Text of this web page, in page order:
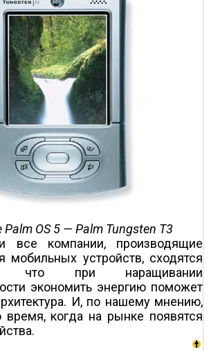
OS 5 — Palm Tungsten T3
все компании, производящие
мобильных устройств, сходятся
что при наращивании
экономить энергию поможет
И, по нашему мнению,
время, когда на рынке появятся